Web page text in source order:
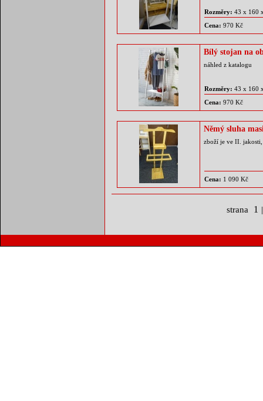
Rozměry: 43 x 160
Cena: 970 Kč
Bílý stojan na
náhled z katalogu
Rozměry: 43 x 160
Cena: 970 Kč
Němý sluha
zboží je ve II.
Cena: 1 090 Kč
strana 1 |